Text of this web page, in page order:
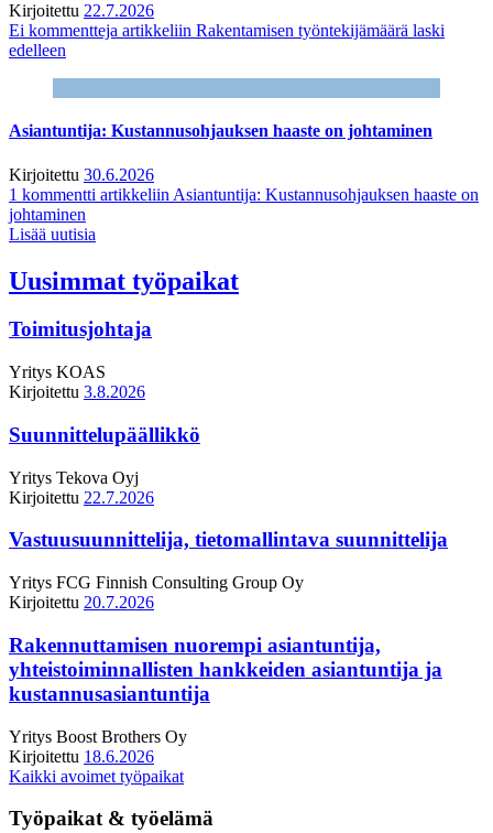
Kirjoitettu 22.7.2026
Ei kommentteja artikkeliin Rakentamisen työntekijämäärä laski
edelleen
Asiantuntija: Kustannusohjauksen haaste on johtaminen
Kirjoitettu 30.6.2026
1 kommentti artikkeliin Asiantuntija: Kustannusohjauksen haaste on
johtaminen
Lisää uutisia
Uusimmat työpaikat
Toimitusjohtaja
Yritys KOAS
Kirjoitettu 3.8.2026
Suunnittelupäällikkö
Yritys Tekova Oyj
Kirjoitettu 22.7.2026
Vastuusuunnittelija, tietomallintava suunnittelija
Yritys FCG Finnish Consulting Group Oy
Kirjoitettu 20.7.2026
Rakennuttamisen nuorempi asiantuntija,
yhteistoiminnallisten hankkeiden asiantuntija ja
kustannusasiantuntija
Yritys Boost Brothers Oy
Kirjoitettu 18.6.2026
Kaikki avoimet työpaikat
Työpaikat & työelämä